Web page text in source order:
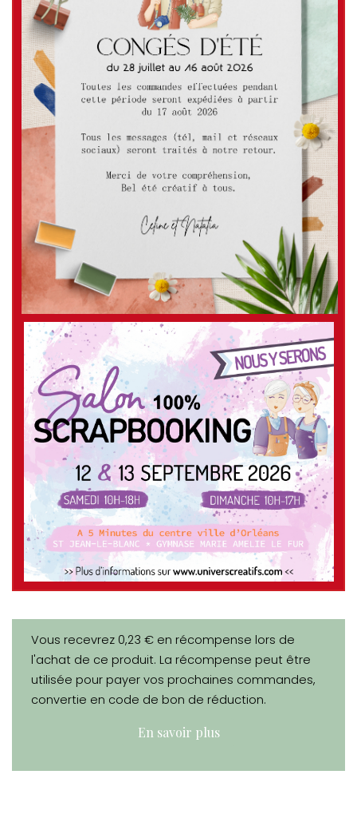
Vous recevrez 0,23 € en récompense lors de
l'achat de ce produit. La récompense peut être
utilisée pour payer vos prochaines commandes,
convertie en code de bon de réduction.
En savoir plus